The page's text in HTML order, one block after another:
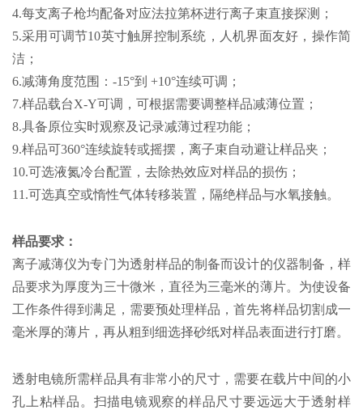
4.每支离子枪均配备对应法拉第杯进行离子束直接探测；
5.采用可调节10英寸触屏控制系统，人机界面友好，操作简
洁；
6.减薄角度范围：-15°到 +10°连续可调；
7.样品载台X-Y可调，可根据需要调整样品减薄位置；
8.具备原位实时观察及记录减薄过程功能；
9.样品可360°连续旋转或摇摆，离子束自动避让样品夹；
10.可选液氮冷台配置，去除热效应对样品的损伤；
11.可选真空或惰性气体转移装置，隔绝样品与水氧接触。
样品要求：
离子减薄仪为专门为透射样品的制备而设计的仪器制备，样
品要求为厚度为三十微米，直径为三毫米的薄片。为使设备
工作条件得到满足，需要预处理样品，首先将样品切割成一
毫米厚的薄片，再从粗到细选择砂纸对样品表面进行打磨。
透射电镜所需样品具有非常小的尺寸，需要在载片中间的小
孔上粘样品。扫描电镜观察的样品尺寸要远远大于透射样